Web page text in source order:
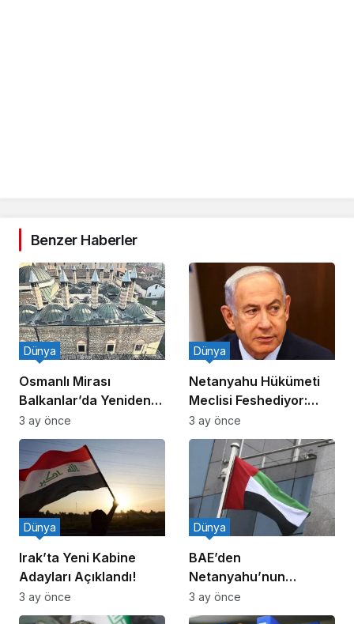
Benzer Haberler
Osmanlı Mirası
Balkanlar’da Yeniden
Canlanıyor
Dünya
3 ay önce
Netanyahu Hükümeti
Meclisi Feshediyor:
Erken Seçim!
Dünya
3 ay önce
Irak’ta Yeni Kabine
Adayları Açıklandı!
Dünya
3 ay önce
BAE’den
Netanyahu’nun
Ziyareti İddiasına
Yalanlama
Dünya
3 ay önce